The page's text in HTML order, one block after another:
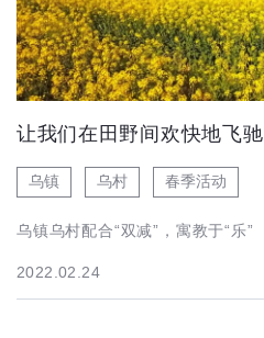
让我们在田野间欢快地飞驰
乌镇 乌村 春季活动
乌镇乌村配合“双减”，寓教于“乐”
2022.02.24